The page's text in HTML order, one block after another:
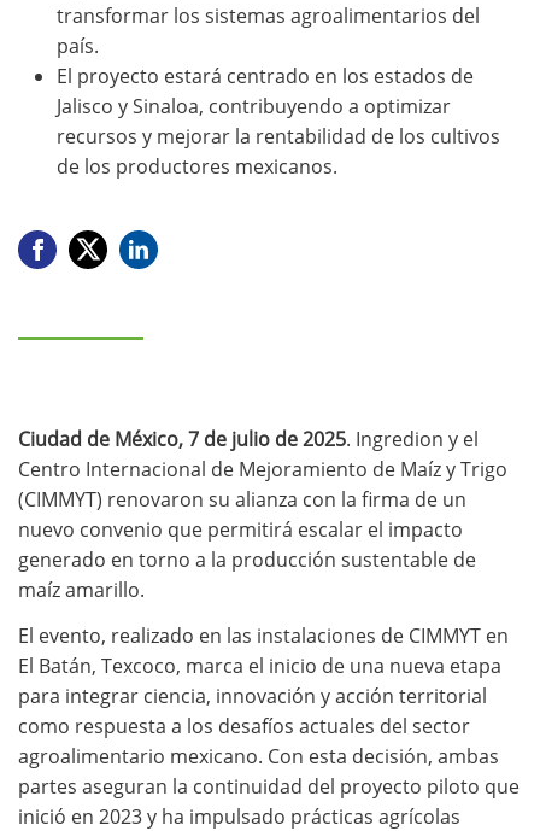
transformar los sistemas agroalimentarios del
país.
El proyecto estará centrado en los estados de
Jalisco y Sinaloa, contribuyendo a optimizar
recursos y mejorar la rentabilidad de los cultivos
de los productores mexicanos.
Ciudad de México, 7 de julio de 2025. Ingredion y el
Centro Internacional de Mejoramiento de Maíz y Trigo
(CIMMYT) renovaron su alianza con la firma de un
nuevo convenio que permitirá escalar el impacto
generado en torno a la producción sustentable de
maíz amarillo.
El evento, realizado en las instalaciones de CIMMYT en
El Batán, Texcoco, marca el inicio de una nueva etapa
para integrar ciencia, innovación y acción territorial
como respuesta a los desafíos actuales del sector
agroalimentario mexicano. Con esta decisión, ambas
partes aseguran la continuidad del proyecto piloto que
inició en 2023 y ha impulsado prácticas agrícolas